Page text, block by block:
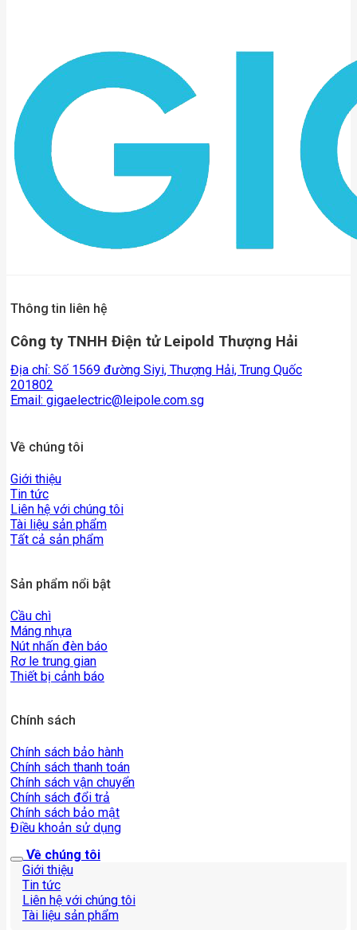
Thông tin liên hệ
Công ty TNHH Điện tử Leipold Thượng Hải
Địa chỉ: Số 1569 đường Siyi, Thượng Hải, Trung Quốc
201802
Email: gigaelectric@leipole.com.sg
Về chúng tôi
Giới thiệu
Tin tức
Liên hệ với chúng tôi
Tài liệu sản phẩm
Tất cả sản phẩm
Sản phẩm nổi bật
Cầu chì
Máng nhựa
Nút nhấn đèn báo
Rơ le trung gian
Thiết bị cảnh báo
Chính sách
Chính sách bảo hành
Chính sách thanh toán
Chính sách vận chuyển
Chính sách đổi trả
Chính sách bảo mật
Điều khoản sử dụng
Về chúng tôi
Giới thiệu
Tin tức
Liên hệ với chúng tôi
Tài liệu sản phẩm